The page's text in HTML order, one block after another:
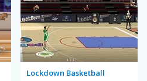
Lockdown Basketball